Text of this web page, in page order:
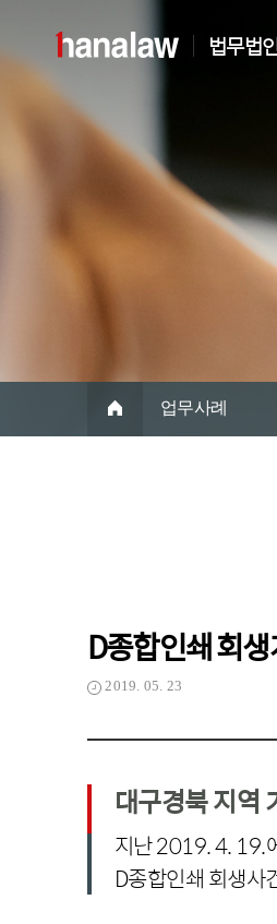
법무법
업무사례
D종합인쇄 회
2019. 05. 23
대구경북 지역
지난 2019. 4. 19.
D종합인쇄 회생사